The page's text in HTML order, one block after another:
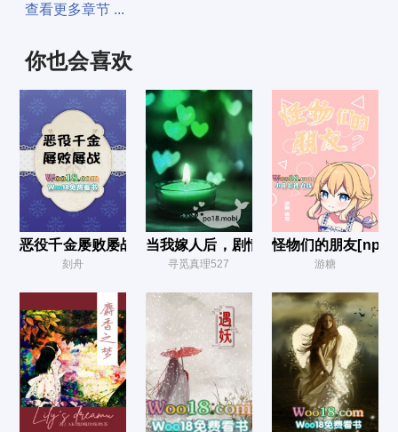
梅尔基亚城内逸闻
叠肱交股，爱欲难收(h强制)
番外1恶魔的真名（补充设定）
围猎
遇袭
鸟之泪
机锋（又名:四个男人，呃，一台戏？） rous
试金
骑士之道
玛格的条件
“核桃城堡”？害人不浅！
面具下
查看更多章节 ...
你也会喜欢
恶役千金屡败屡战
刻舟
当我嫁人后，剧情突然变得不对劲起来
寻觅真理527
怪物们的朋友[nph
游糖